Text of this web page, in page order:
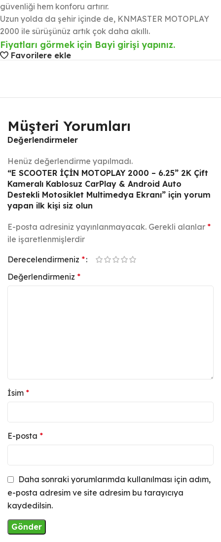
güvenliği hem konforu artırır.
Uzun yolda da şehir içinde de, KNMASTER MOTOPLAY
2000 ile sürüşünüz artık çok daha akıllı.
Fiyatları görmek için Bayi girişi yapınız.
Favorilere ekle
Müşteri Yorumları
Değerlendirmeler
Henüz değerlendirme yapılmadı.
“E SCOOTER İÇİN MOTOPLAY 2000 – 6.25” 2K Çift
Kameralı Kablosuz CarPlay & Android Auto
Destekli Motosiklet Multimedya Ekranı” için yorum
yapan ilk kişi siz olun
E-posta adresiniz yayınlanmayacak. Gerekli alanlar *
ile işaretlenmişlerdir
Derecelendirmeniz *
Değerlendirmeniz *
İsim *
E-posta *
Daha sonraki yorumlarımda kullanılması için adım,
e-posta adresim ve site adresim bu tarayıcıya
kaydedilsin.